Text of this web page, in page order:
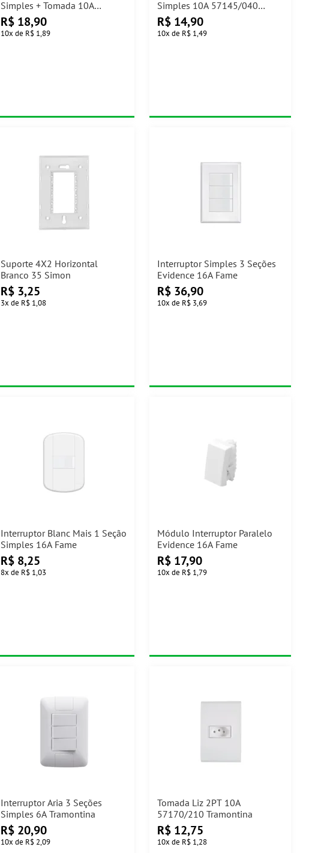
Simples + Tomada 10A
Tramontina
R$ 18,90
10x de R$ 1,89
Simples 10A 57145/040
Tramontina
R$ 14,90
10x de R$ 1,49
Suporte 4X2 Horizontal
Branco 35 Simon
R$ 3,25
3x de R$ 1,08
Interruptor Simples 3 Seções
Evidence 16A Fame
R$ 36,90
10x de R$ 3,69
Interruptor Blanc Mais 1 Seção
Simples 16A Fame
R$ 8,25
8x de R$ 1,03
Módulo Interruptor Paralelo
Evidence 16A Fame
R$ 17,90
10x de R$ 1,79
Interruptor Aria 3 Seções
Simples 6A Tramontina
R$ 20,90
10x de R$ 2,09
Tomada Liz 2PT 10A
57170/210 Tramontina
R$ 12,75
10x de R$ 1,28